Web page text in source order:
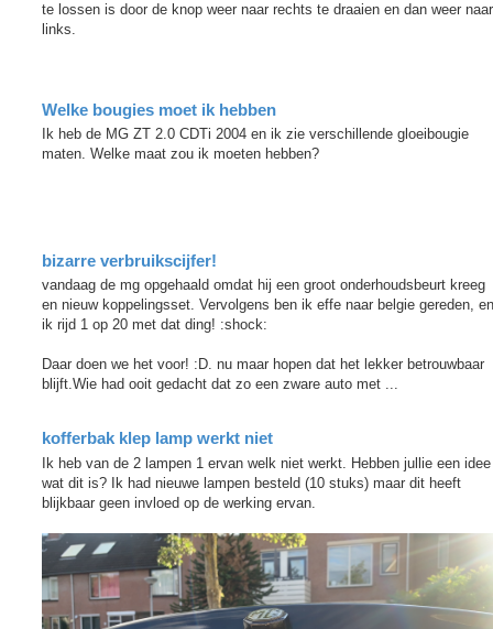
te lossen is door de knop weer naar rechts te draaien en dan weer naar
links.
Welke bougies moet ik hebben
Ik heb de MG ZT 2.0 CDTi 2004 en ik zie verschillende gloeibougie
maten. Welke maat zou ik moeten hebben?
bizarre verbruikscijfer!
vandaag de mg opgehaald omdat hij een groot onderhoudsbeurt kreeg
en nieuw koppelingsset. Vervolgens ben ik effe naar belgie gereden, en
ik rijd 1 op 20 met dat ding! :shock:
Daar doen we het voor! :D. nu maar hopen dat het lekker betrouwbaar
blijft.Wie had ooit gedacht dat zo een zware auto met ...
kofferbak klep lamp werkt niet
Ik heb van de 2 lampen 1 ervan welk niet werkt. Hebben jullie een idee
wat dit is? Ik had nieuwe lampen besteld (10 stuks) maar dit heeft
blijkbaar geen invloed op de werking ervan.